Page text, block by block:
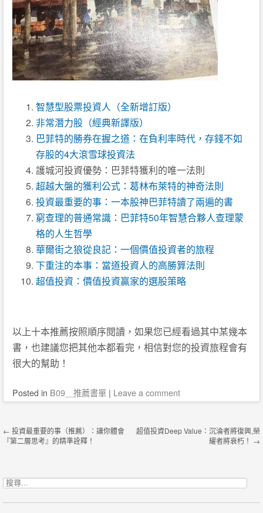
智慧型股票投資人（全新增訂版）
非常潛力股（經典新譯版）
巴菲特的勝券在握之道：在負利率時代，存錢不如
存股的4大滾雪球投資法
護城河投資優勢：巴菲特獲利的唯一法則
超越大盤的獲利公式：葛林布萊特的神奇法則
投資最重要的事：一本股神巴菲特讀了兩遍的書
窮查理的普通常識：巴菲特50年智慧合夥人查理蒙
格的人生哲學
華爾街之狼從良記：一個價值投資者的旅程
下重注的本事：當道投資人的高勝算法則
超值投資：價值投資贏家的選股策略
以上十本推薦按照順序閱讀，如果您已經看過其中某幾本
書，也建議您把其他本都看完，相信對您的投資旅程會有
很大的幫助！
Posted in B09＿推薦書單 | Leave a comment
← 投資最重要的事（推薦）：讓你體會
『第二層思考』的精準詮釋！
超值投資Deep Value：沉淪者將復興,榮
耀者將衰朽！ →
搜尋關鍵字: